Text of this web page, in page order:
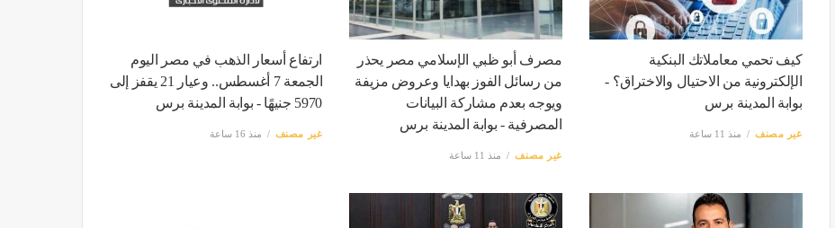
كيف تحمي معاملاتك البنكية
الإلكترونية من الاحتيال والاختراق؟ -
بوابة المدينة برس
غير مصنف منذ 11 ساعة
مصرف أبو ظبي الإسلامي مصر يحذر
من رسائل الفوز بهدايا وعروض مزيفة
ويوجه بعدم مشاركة البيانات
المصرفية - بوابة المدينة برس
غير مصنف منذ 11 ساعة
ارتفاع أسعار الذهب في مصر اليوم
الجمعة 7 أغسطس.. وعيار 21 يقفز إلى
5970 جنيهًا - بوابة المدينة برس
غير مصنف منذ 16 ساعة